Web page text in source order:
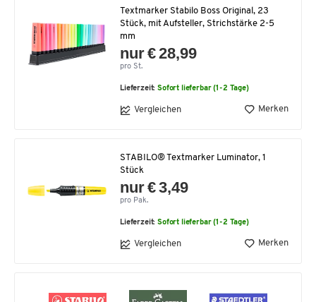
Textmarker Stabilo Boss Original, 23
Stück, mit Aufsteller, Strichstärke 2-5
mm
nur € 28,99
pro St.
Lieferzeit:Sofort lieferbar (1-2 Tage)
Vergleichen Merken
STABILO® Textmarker Luminator, 1
Stück
nur € 3,49
pro Pak.
Lieferzeit:Sofort lieferbar (1-2 Tage)
Vergleichen Merken